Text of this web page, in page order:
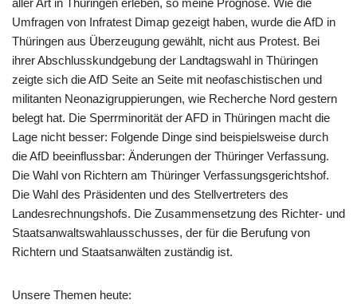
aller Art in Thüringen erleben, so meine Prognose. Wie die
Umfragen von Infratest Dimap gezeigt haben, wurde die AfD in
Thüringen aus Überzeugung gewählt, nicht aus Protest. Bei
ihrer Abschlusskundgebung der Landtagswahl in Thüringen
zeigte sich die AfD Seite an Seite mit neofaschistischen und
militanten Neonazigruppierungen, wie Recherche Nord gestern
belegt hat. Die Sperrminorität der AFD in Thüringen macht die
Lage nicht besser: Folgende Dinge sind beispielsweise durch
die AfD beeinflussbar: Änderungen der Thüringer Verfassung.
Die Wahl von Richtern am Thüringer Verfassungsgerichtshof.
Die Wahl des Präsidenten und des Stellvertreters des
Landesrechnungshofs. Die Zusammensetzung des Richter- und
Staatsanwaltswahlausschusses, der für die Berufung von
Richtern und Staatsanwälten zuständig ist.
Unsere Themen heute: